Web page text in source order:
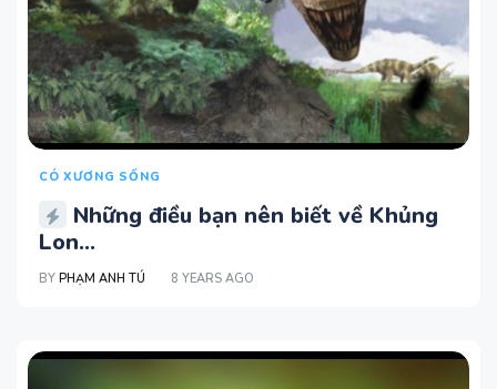
CÓ XƯƠNG SỐNG
Những điều bạn nên biết về Khủng
Lon...
BY PHẠM ANH TÚ 8 YEARS AGO